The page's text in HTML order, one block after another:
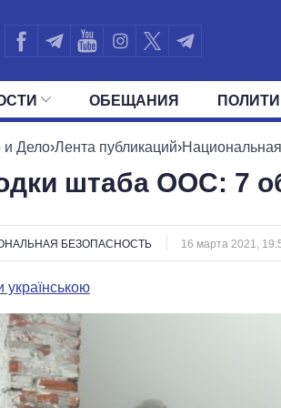
ОБЕЩАНИЯ
ВСЕ ПОЛИТИКИ ПРЕЗИДЕНТ И
и Дело›Лента публикаций›
штаба ООС: 7
БЕЗОПАСНОСТЬ 16 марта 2021,
українською